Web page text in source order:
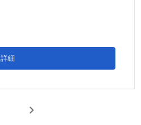
詳細
chevron_right